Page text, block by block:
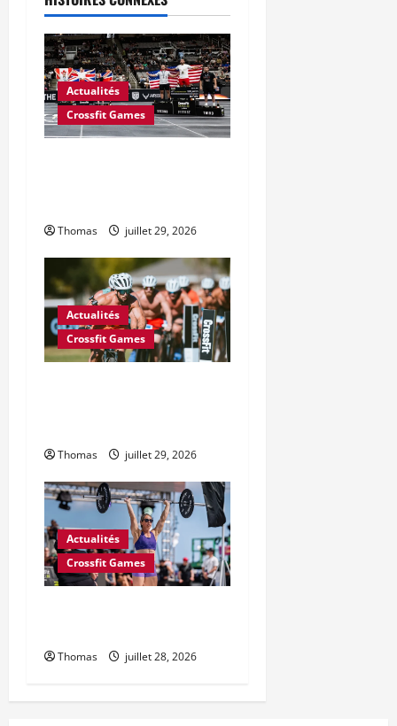
Actualités
Crossfit Games
Thomas juillet 29, 2026
Actualités
Crossfit Games
Thomas juillet 29, 2026
Actualités
Crossfit Games
Thomas juillet 28, 2026